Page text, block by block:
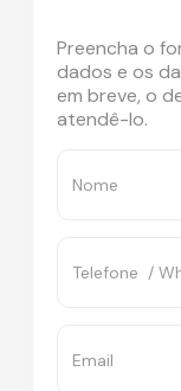
Preencha o
dados e os
em breve, o
atendê-lo.